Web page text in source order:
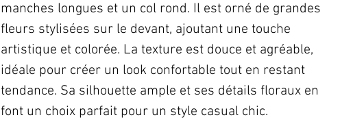
manches longues et un col rond. Il est orné de grandes
fleurs stylisées sur le devant, ajoutant une touche
artistique et colorée. La texture est douce et agréable,
idéale pour créer un look confortable tout en restant
tendance. Sa silhouette ample et ses détails floraux en
font un choix parfait pour un style casual chic.